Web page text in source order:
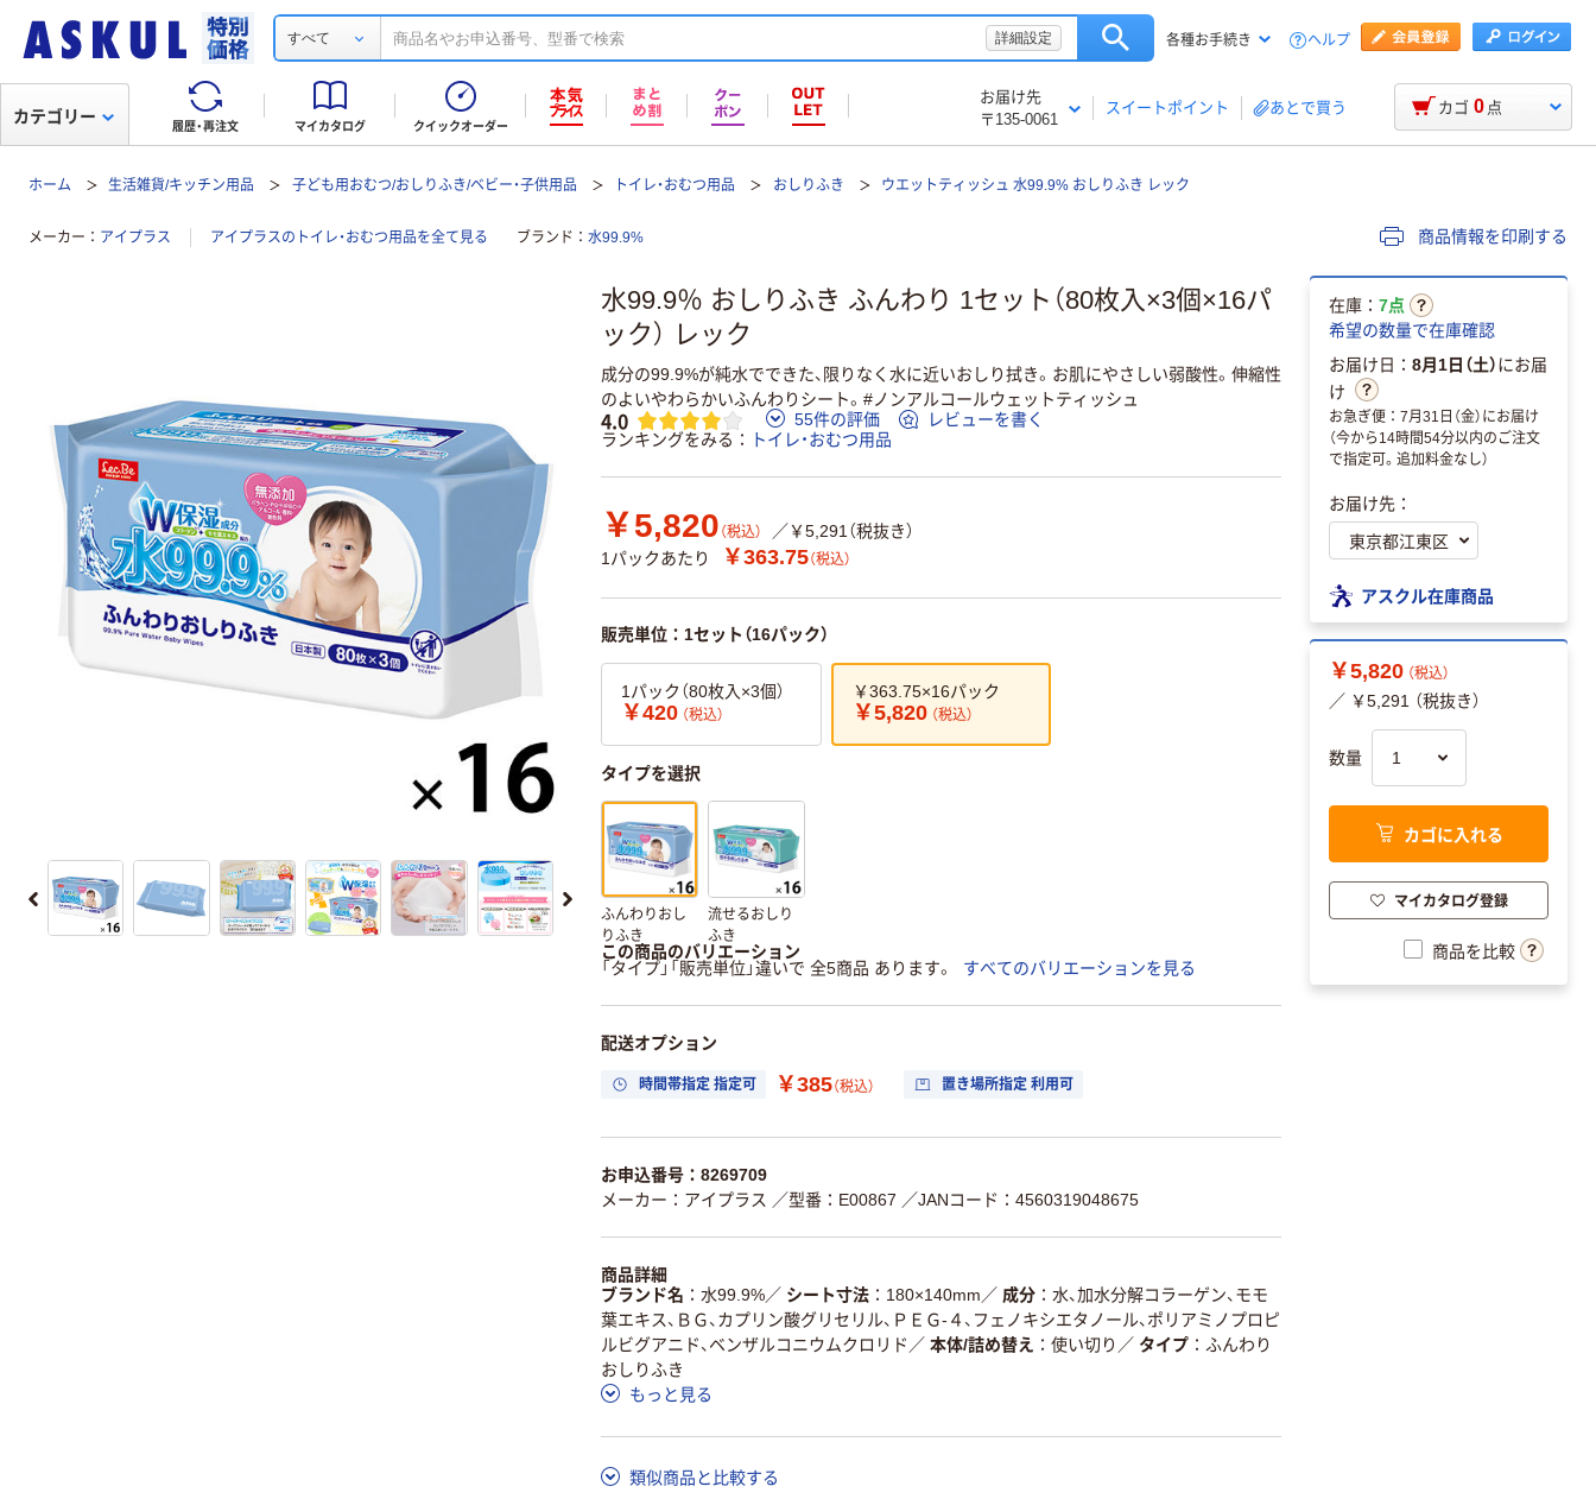
すべて 詳細設定 各種お手続き ヘルプ
履歴・再注文 マイカタログ クイックオーダー
お届け先
〒135-0061
スイートポイント あとで買う
カテゴリー カゴ 0 点
ホーム 生活雑貨/キッチン用品 子ども用おむつ/おしりふき/ベビー・子供用品 トイレ・おむつ用品 おしりふき ウエットティッシュ 水99.9% おしりふき レック
メーカー アイプラス アイプラスのトイレ・おむつ用品を全て見る ブランド 水99.9% 商品情報を印刷する
水99.9％ おしりふき ふんわり 1セット（80枚入×3個×16パ
ック） レック
成分の99.9%が純水でできた、限りなく水に近いおしり拭き。お肌にやさしい弱酸性。伸縮性
のよいやわらかいふんわりシート。#ノンアルコールウェットティッシュ
4.0 55件の評価
レビューを書く
ランキングをみる
トイレ・おむつ用品
￥5,820 （税込）
／￥5,291（税抜き）
1パックあたり
￥363.75（税込）
販売単位：1セット（16パック）
1パック（80枚入×3個）
￥420 （税込）
￥363.75×16パック
￥5,820 （税込）
タイプを選択
ふんわりおし
りふき
流せるおしり
ふき
この商品のバリエーション
「タイプ」「販売単位」違いで 全5商品 あります。
すべてのバリエーションを見る
配送オプション
時間帯指定 指定可 ￥385（税込） 置き場所指定 利用可
お申込番号：8269709
メーカー：アイプラス ／型番：E00867 ／JANコード：4560319048675
商品詳細
ブランド名
水99.9%／ シート寸法 180×140mm ／ 成分
水、加水分解コラーゲン、モモ
葉エキス、ＢＧ、カプリン酸グリセリル、ＰＥＧ-４、フェノキシエタノール、ポリアミノプロピ
ルビグアニド、ベンザルコニウムクロリド ／ 本体/詰め替え 使い切り ／ タイプ
ふんわり
おしりふき
もっと見る
類似商品と比較する
在庫： 7点
希望の数量で在庫確認
お届け日： 8月1日（土）にお届
け
お急ぎ便：7月31日（金）にお届け
（今から14時間54分以内のご注文
で指定可。追加料金なし）
お届け先：
アスクル在庫商品
￥5,820 （税込）
／ ￥5,291 （税抜き）
数量
カゴに入れる
マイカタログ登録
商品を比較